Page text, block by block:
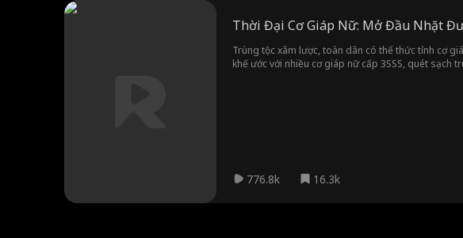
Thời Đại Cơ Giáp Nữ: Mở Đầu Nhặt
Trùng tộc xâm lược, toàn dân có thể thức tỉnh cơ
khế ước với nhiều cơ giáp nữ cấp 3SSS, quét sạch
776.8k 16.3k